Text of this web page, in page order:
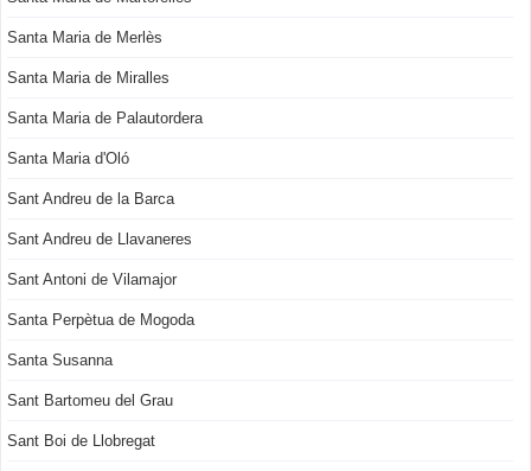
Santa Maria de Merlès
Santa Maria de Miralles
Santa Maria de Palautordera
Santa Maria d'Oló
Sant Andreu de la Barca
Sant Andreu de Llavaneres
Sant Antoni de Vilamajor
Santa Perpètua de Mogoda
Santa Susanna
Sant Bartomeu del Grau
Sant Boi de Llobregat